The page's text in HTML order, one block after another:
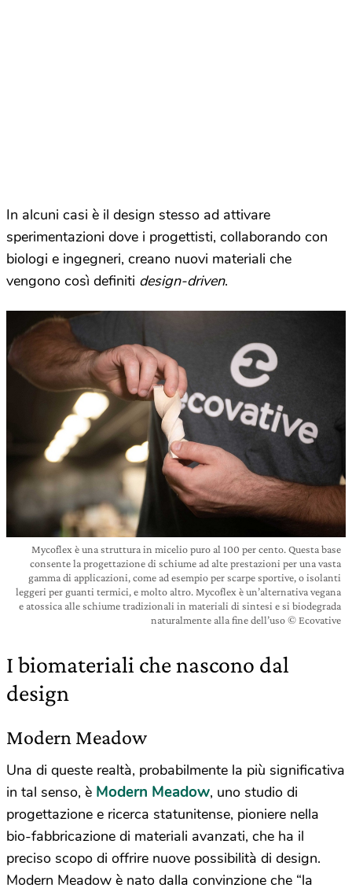
In alcuni casi è il design stesso ad attivare
sperimentazioni dove i progettisti, collaborando con
biologi e ingegneri, creano nuovi materiali che
vengono così definiti design-driven.
Mycoflex è una struttura in micelio puro al 100 per cento. Questa base
consente la progettazione di schiume ad alte prestazioni per una vasta
gamma di applicazioni, come ad esempio per scarpe sportive, o isolanti
leggeri per guanti termici, e molto altro. Mycoflex è un’alternativa vegana
e atossica alle schiume tradizionali in materiali di sintesi e si biodegrada
naturalmente alla fine dell’uso © Ecovative
I biomateriali che nascono dal
design
Modern Meadow
Una di queste realtà, probabilmente la più significativa
in tal senso, è Modern Meadow, uno studio di
progettazione e ricerca statunitense, pioniere nella
bio-fabbricazione di materiali avanzati, che ha il
preciso scopo di offrire nuove possibilità di design.
Modern Meadow è nato dalla convinzione che “la